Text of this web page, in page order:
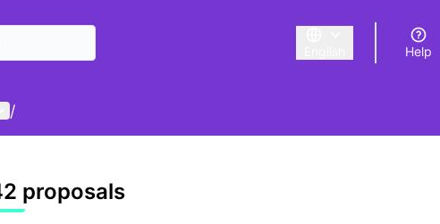
Triar la llengua Help
menu
/
proposals